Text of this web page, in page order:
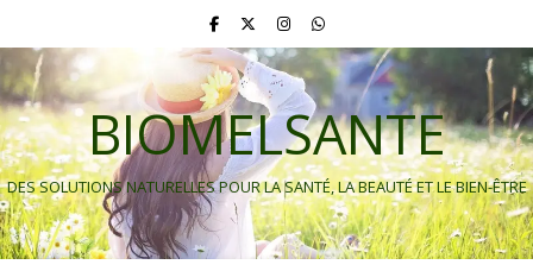
BIOMELSANTE
DES SOLUTIONS NATURELLES POUR LA SANTÉ, LA BEAUTÉ ET LE BIEN-ÊTRE